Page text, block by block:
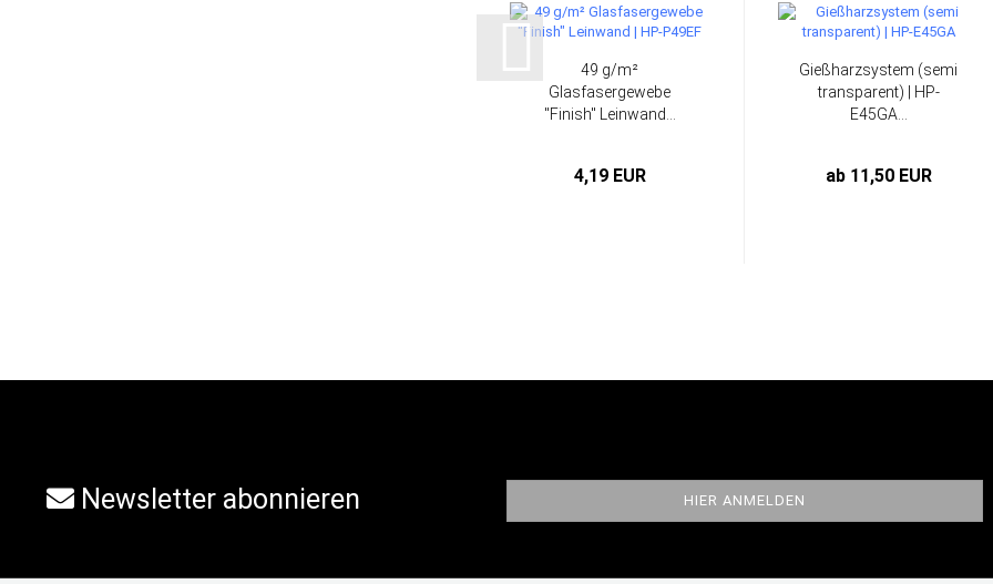
49 g/m²
Glasfasergewebe
"Finish" Leinwand...
4,19 EUR
Gießharzsystem (semi
transparent) | HP-
E45GA...
ab 11,50 EUR
Newsletter abonnieren